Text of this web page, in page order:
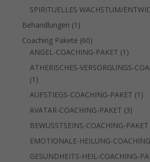
SPIRITUELLES WACHSTUM/
Behandlungen 1 1
Produkt
Coaching Pakete 6060
Produkte
ANGEL-COACHING-PAKET 1 1
ÄTHERISCHES-VERSORGUNGS-
1 1
Produkt
AUFSTIEGS-COACHING-PAKET 1 1
AVATAR-COACHING-PAKET 33
BEWUSSTSEINS-COACHING-PAKET
EMOTIONALE-HEILUNG-
GESUNDHEITS-HEIL-COACHING-